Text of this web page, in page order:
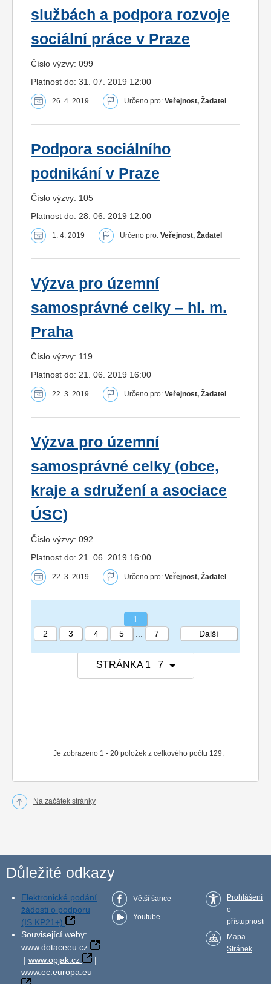
službách a podpora rozvoje
sociální práce v Praze
Číslo výzvy: 099
Platnost do: 31. 07. 2019 12:00
26. 4. 2019 Určeno pro: Veřejnost, Žadatel
Podpora sociálního
podnikání v Praze
Číslo výzvy: 105
Platnost do: 28. 06. 2019 12:00
1. 4. 2019 Určeno pro: Veřejnost, Žadatel
Výzva pro územní
samosprávné celky – hl. m.
Praha
Číslo výzvy: 119
Platnost do: 21. 06. 2019 16:00
22. 3. 2019 Určeno pro: Veřejnost, Žadatel
Výzva pro územní
samosprávné celky (obce,
kraje a sdružení a asociace
ÚSC)
Číslo výzvy: 092
Platnost do: 21. 06. 2019 16:00
22. 3. 2019 Určeno pro: Veřejnost, Žadatel
STRÁNKA 1 7
Je zobrazeno 1 - 20 položek z celkového počtu 129.
1
2
3 4 5 7 Další
Na začátek stránky
Důležité odkazy
Elektronické podání
žádosti o podporu
(IS KP21+)
Související weby:
www.dotaceeu.cz
| www.opjak.cz
|
www.ec.europa.eu
Větší šance
Youtube
Prohlášení
o
přístupnosti
Mapa
Stránek